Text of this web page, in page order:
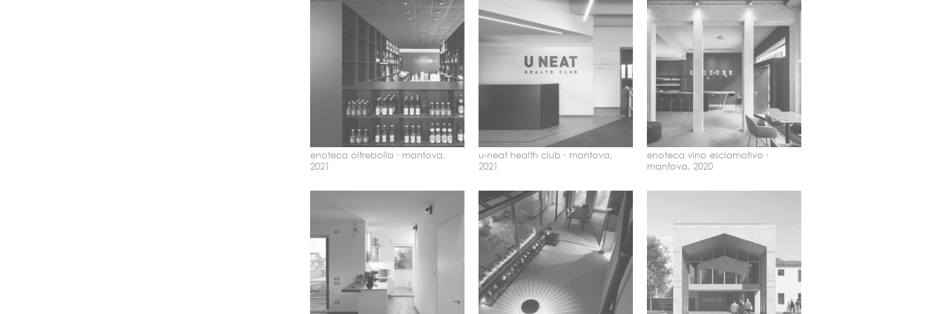
enoteca oltrebolla · mantova,
2021
u-neat health club · mantova,
2021
enoteca vino esclamativo ·
mantova, 2020